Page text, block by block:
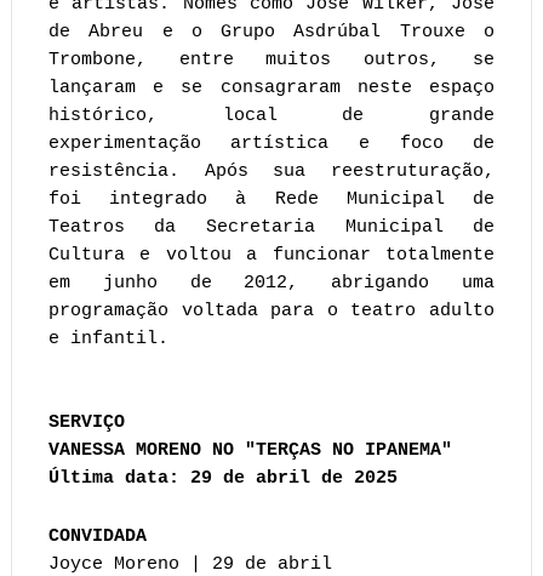
e artistas. Nomes como José Wilker, José
de Abreu e o Grupo Asdrúbal Trouxe o
Trombone, entre muitos outros, se
lançaram e se consagraram neste espaço
histórico, local de grande
experimentação artística e foco de
resistência. Após sua reestruturação,
foi integrado à Rede Municipal de
Teatros da Secretaria Municipal de
Cultura e voltou a funcionar totalmente
em junho de 2012, abrigando uma
programação voltada para o teatro adulto
e infantil.
SERVIÇO
VANESSA MORENO NO "TERÇAS NO IPANEMA"
Última data: 29 de abril de 2025
CONVIDADA
Joyce Moreno | 29 de abril